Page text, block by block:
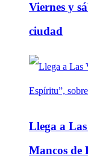
Viernes y
ciudad
Llega a
Mancos de